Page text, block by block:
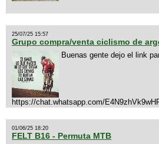
25/07/25 15:57
Grupo compra/venta ciclismo de
Buenas gente dejo el link
https://chat.whatsapp.com/
01/06/25 18:20
FELT B16 - Permuta MTB